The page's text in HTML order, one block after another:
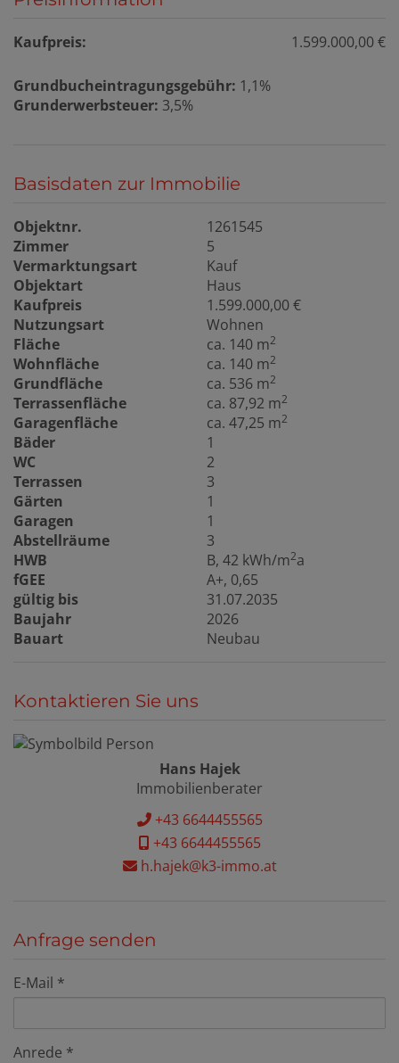
Kaufpreis: 1.599.000,00 €
Grundbucheintragungsgebühr: 1,1%
Grunderwerbsteuer: 3,5%
Basisdaten zur Immobilie
Objektnr.
1261545
Zimmer
5
Vermarktungsart
Kauf
Objektart
Haus
Kaufpreis
1.599.000,00 €
Nutzungsart
Wohnen
Fläche
ca. 140 m2
Wohnfläche ca. 140 m2
Grundfläche ca. 536 m2
Terrassenfläche ca. 87,92 m2
Garagenfläche ca. 47,25 m2
Bäder
1
WC
2
Terrassen
3
Gärten
1
Garagen
1
Abstellräume
3
HWB
B, 42 kWh/m2a
fGEE
A+, 0,65
gültig bis
31.07.2035
Baujahr
2026
Bauart
Neubau
Kontaktieren Sie uns
Hans Hajek
Immobilienberater
+43 6644455565
+43 6644455565
h.hajek@k3-immo.at
Anfrage senden
E-Mail
Anrede